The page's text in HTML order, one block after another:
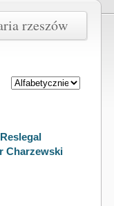
rzeszów
Charzewski